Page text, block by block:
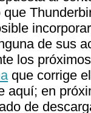
que
de sus
los
que corrige
aquí; en
de